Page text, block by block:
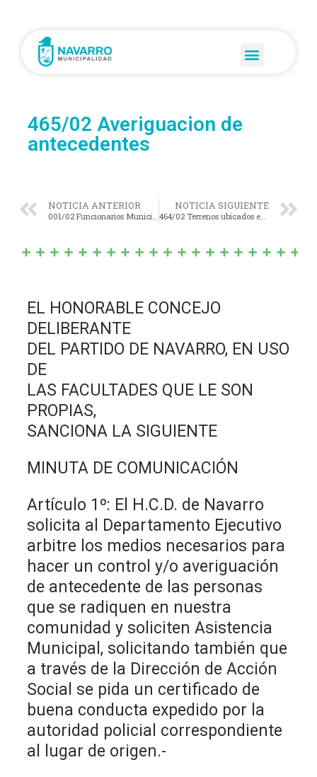
465/02 Averiguacion de
antecedentes
NOTICIA ANTERIOR
001/02 Funcionarios Municipales
NOTICIA SIGUIENTE
464/02 Terrenos ubicados en calle 13 y 40
EL HONORABLE CONCEJO
DELIBERANTE
DEL PARTIDO DE NAVARRO, EN USO
DE
LAS FACULTADES QUE LE SON
PROPIAS,
SANCIONA LA SIGUIENTE
MINUTA DE COMUNICACIÓN
Artículo 1º: El H.C.D. de Navarro
solicita al Departamento Ejecutivo
arbitre los medios necesarios para
hacer un control y/o averiguación
de antecedente de las personas
que se radiquen en nuestra
comunidad y soliciten Asistencia
Municipal, solicitando también que
a través de la Dirección de Acción
Social se pida un certificado de
buena conducta expedido por la
autoridad policial correspondiente
al lugar de origen.-